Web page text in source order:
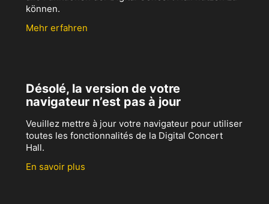
können.
Mehr erfahren
Désolé, la version de votre
navigateur n’est pas à jour
Veuillez mettre à jour votre navigateur pour utiliser
toutes les fonctionnalités de la Digital Concert
Hall.
En savoir plus